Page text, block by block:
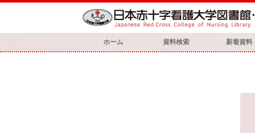
ホーム 資料検索 新着資料